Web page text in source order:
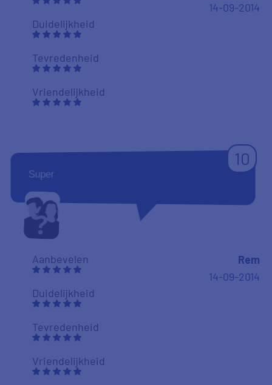
Duidelijkheid
Tevredenheid
Vriendelijkheid
14-09-2014
10
Super
Aanbevelen
Duidelijkheid
Tevredenheid
Vriendelijkheid
Rem
14-09-2014